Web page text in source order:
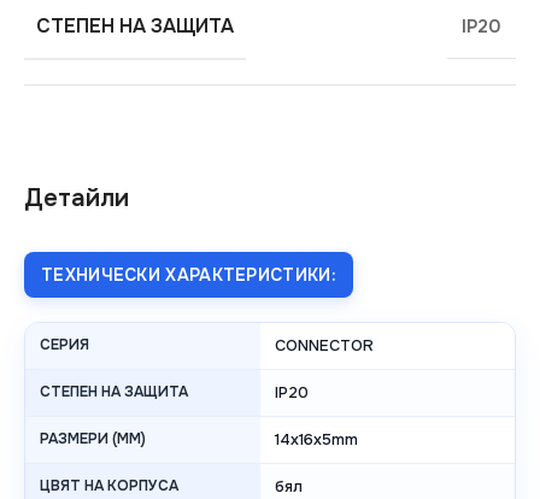
Детайли
ТЕХНИЧЕСКИ ХАРАКТЕРИСТИКИ:
СЕРИЯ CONNECTOR
СТЕПЕН НА ЗАЩИТА IP20
РАЗМЕРИ (MM) 14x16x5mm
ЦВЯТ НА КОРПУСА бял
СТЕПЕН НА ЗАЩИТА IP20